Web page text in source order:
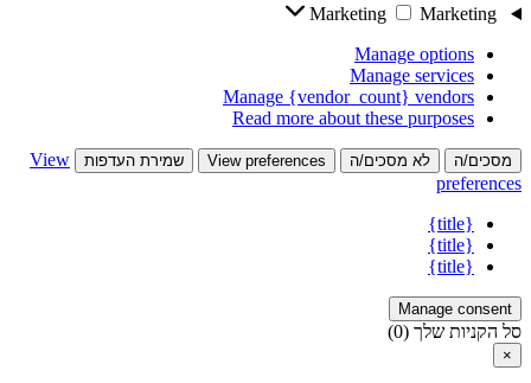
Marketing
Marketing
Manage options
Manage services
Manage {vendor_count} vendors
Read more about these purposes
מסכים/ה לא מסכים/ה View preferences שמירת העדפות
View
preferences
{title}
{title}
{title}
Manage consent
סל הקניות שלך (0)
×